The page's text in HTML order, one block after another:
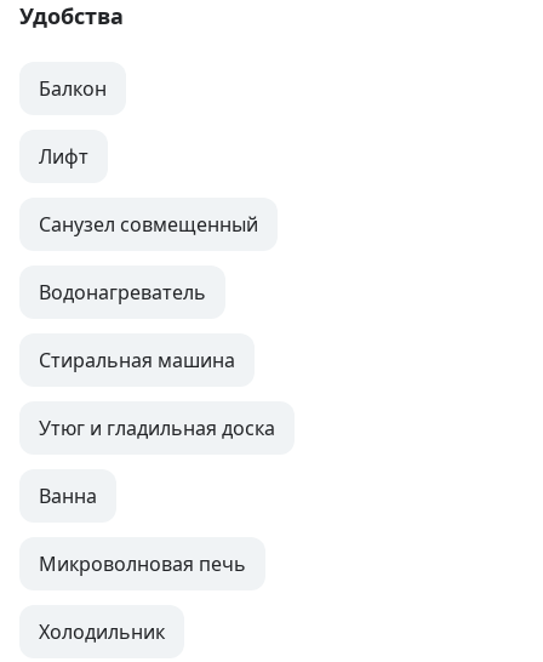
Удобства
Балкон
Лифт
Санузел совмещенный
Водонагреватель
Стиральная машина
Утюг и гладильная доска
Ванна
Микроволновая печь
Холодильник